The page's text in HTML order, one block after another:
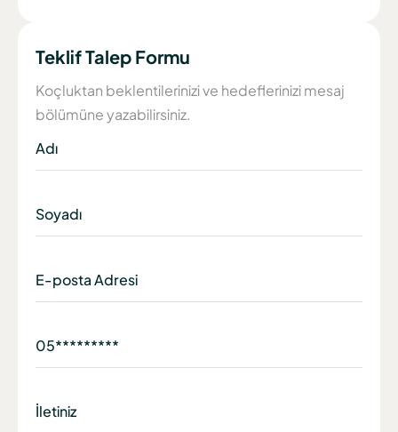
Teklif Talep Formu
Koçluktan beklentilerinizi ve hedeflerinizi mesaj
bölümüne yazabilirsiniz.